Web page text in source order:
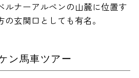
ルナーアルペンの山麓に位置す
玄関口としても有名。
ン馬車ツアー